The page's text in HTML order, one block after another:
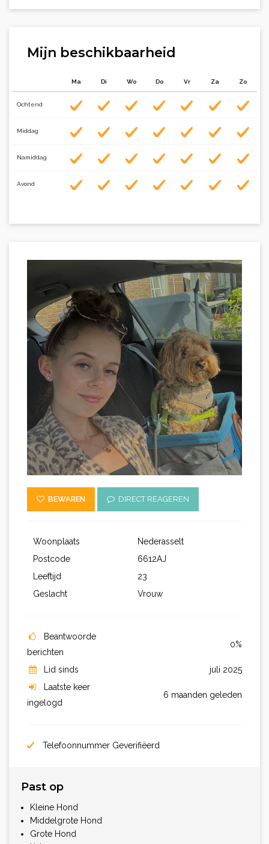
Mijn beschikbaarheid
Ma Di Wo Do Vr Za Zo
Ochtend
Middag
Namiddag
Avond
BEWAREN DIRECT REAGEREN
Woonplaats
Nederasselt
Postcode
6612AJ
Leeftijd
23
Geslacht
Vrouw
Beantwoorde
berichten
0%
Lid sinds
juli 2025
Laatste keer
ingelogd
6 maanden geleden
Telefoonnummer Geverifiëerd
Past op
Kleine Hond
Middelgrote Hond
Grote Hond